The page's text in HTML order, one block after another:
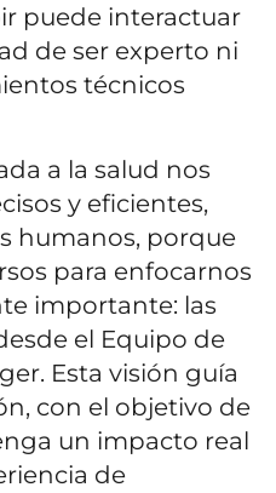
puede interactuar
de ser experto ni
técnicos
a la salud nos
y eficientes,
humanos, porque
para enfocarnos
importante: las
el Equipo de
Esta visión guía
con el objetivo de
un impacto real
de